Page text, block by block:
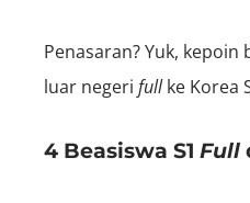
Penasaran? Yuk, kepoin
luar negeri fullke Korea
4 Beasiswa S1 Full